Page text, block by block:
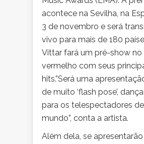
acontece na Sevilha, na
3 de novembro e será
vivo para mais de 180
Vittar fará um pré-show
vermelho com seus
hits.”Será uma
de muito ‘flash pose’,
para os telespectadores
mundo”, conta a artista.
Além dela, se